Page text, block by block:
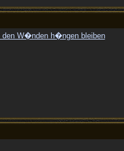
W�nden h�ngen bleiben